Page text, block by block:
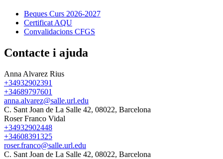
Beques Curs 2026-2027
Certificat AQU
Convalidacions CFGS
Contacte i ajuda
Anna Alvarez Rius
+34932902391
+34689797601
anna.alvarez@salle.url.edu
C. Sant Joan de La Salle 42, 08022, Barcelona
Roser Franco Vidal
+34932902448
+34608391325
roser.franco@salle.url.edu
C. Sant Joan de La Salle 42, 08022, Barcelona